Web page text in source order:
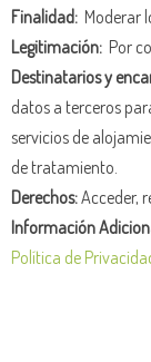
Finalidad: Moderar
Legitimación: Por
Destinatarios y
datos a terceros
servicios de
de tratamiento.
Derechos:Acceder,
Información
Política de